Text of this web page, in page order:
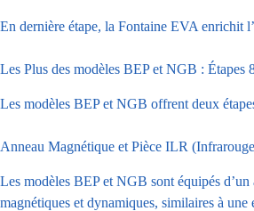
En dernière étape, la Fontaine EVA enrichit
Les Plus des modèles BEP et NGB : Étapes
Les modèles BEP et NGB offrent deux
Anneau Magnétique et Pièce ILR
Les modèles BEP et NGB sont équipés
magnétiques et dynamiques, similaires à une